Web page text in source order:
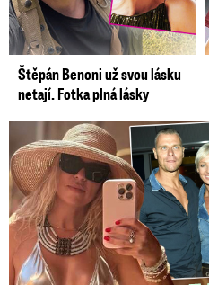
Štěpán Benoni už svou lásku
netají. Fotka plná lásky
Tohle tělo nahradilo Belo: Nová